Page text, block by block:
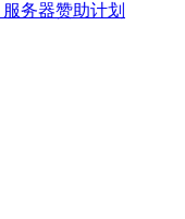
服务器赞助计划